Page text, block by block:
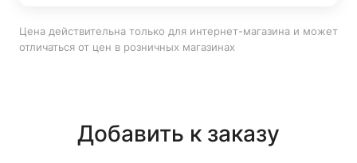
Цена действительна только для интернет-магазина и может
отличаться от цен в розничных магазинах
Добавить к заказу